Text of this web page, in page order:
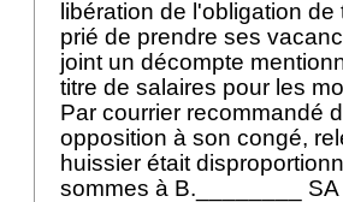
libération de l'obligation
prié de prendre ses
joint un décompte
titre de salaires pour les
Par courrier recommandé
opposition à son congé,
huissier était
sommes à B.________